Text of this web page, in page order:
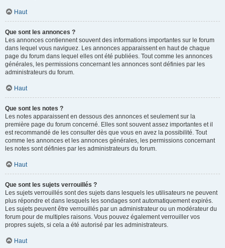
Haut
Que sont les annonces ?
Les annonces contiennent souvent des informations importantes sur le forum
dans lequel vous naviguez. Les annonces apparaissent en haut de chaque
page du forum dans lequel elles ont été publiées. Tout comme les annonces
générales, les permissions concernant les annonces sont définies par les
administrateurs du forum.
Haut
Que sont les notes ?
Les notes apparaissent en dessous des annonces et seulement sur la
première page du forum concerné. Elles sont souvent assez importantes et il
est recommandé de les consulter dès que vous en avez la possibilité. Tout
comme les annonces et les annonces générales, les permissions concernant
les notes sont définies par les administrateurs du forum.
Haut
Que sont les sujets verrouillés ?
Les sujets verrouillés sont des sujets dans lesquels les utilisateurs ne peuvent
plus répondre et dans lesquels les sondages sont automatiquement expirés.
Les sujets peuvent être verrouillés par un administrateur ou un modérateur du
forum pour de multiples raisons. Vous pouvez également verrouiller vos
propres sujets, si cela a été autorisé par les administrateurs.
Haut